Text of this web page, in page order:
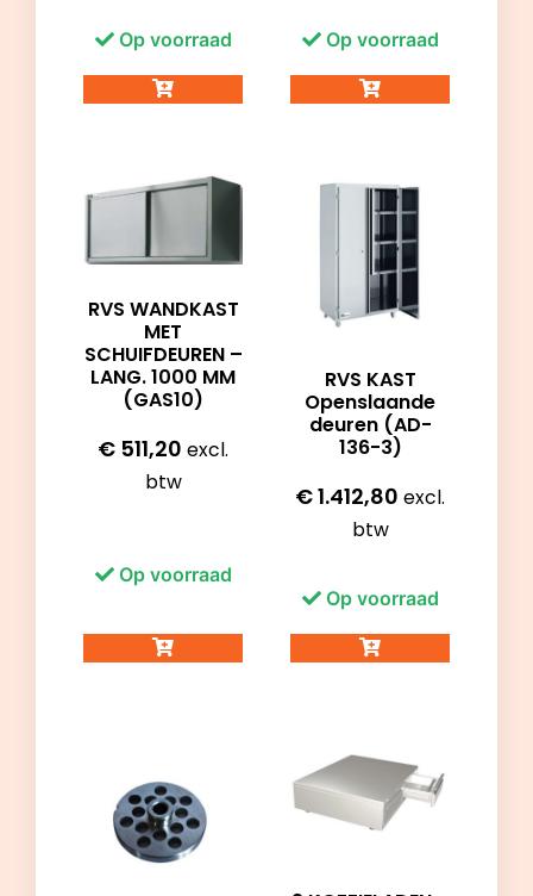
Op voorraad Op voorraad
RVS WANDKAST
MET
SCHUIFDEUREN –
LANG. 1000 MM
(GAS10)
€ 511,20 excl.
btw
Op voorraad
RVS KAST
Openslaande
deuren (AD-
136-3)
€1.412,80 excl.
btw
Op voorraad